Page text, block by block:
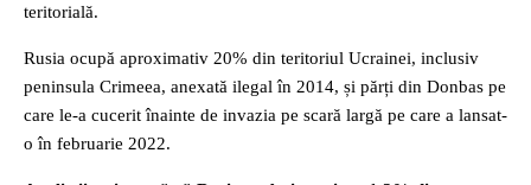
teritorială.
Rusia ocupă aproximativ 20% din teritoriul Ucrainei, inclusiv
peninsula Crimeea, anexată ilegal în 2014, și părți din Donbas pe
care le-a cucerit înainte de invazia pe scară largă pe care a lansat-
o în februarie 2022.